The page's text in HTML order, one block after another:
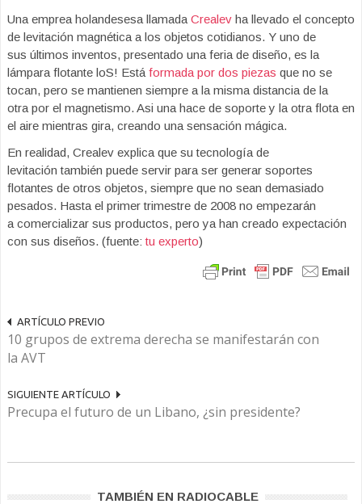
Una emprea holandesesa llamada Crealev ha llevado el concepto
de levitación magnética a los objetos cotidianos. Y uno de
sus últimos inventos, presentado una feria de diseño, es la
lámpara flotante loS! Está formada por dos piezas que no se
tocan, pero se mantienen siempre a la misma distancia de la
otra por el magnetismo. Asi una hace de soporte y la otra flota en
el aire mientras gira, creando una sensación mágica.
En realidad, Crealev explica que su tecnología de
levitación también puede servir para ser generar soportes
flotantes de otros objetos, siempre que no sean demasiado
pesados. Hasta el primer trimestre de 2008 no empezarán
a comercializar sus productos, pero ya han creado expectación
con sus diseños. (fuente:tu experto)
ARTÍCULO PREVIO
10 grupos de extrema derecha se manifestarán con
la AVT
SIGUIENTE ARTÍCULO
Precupa el futuro de un Libano, ¿sin presidente?
TAMBIÉN EN RADIOCABLE